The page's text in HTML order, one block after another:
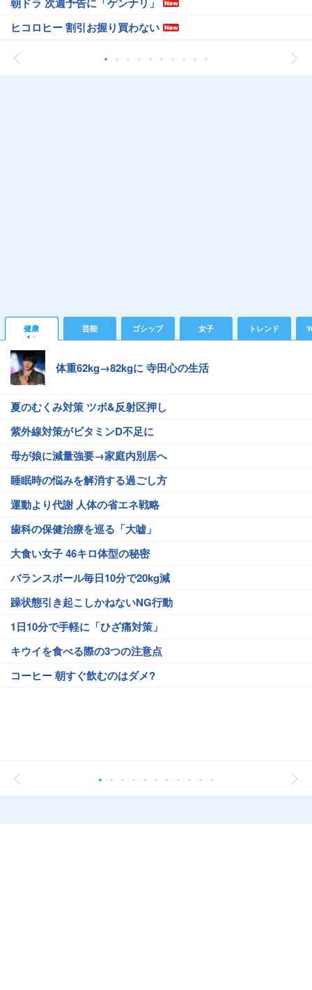
ヒコロヒー 割引お握り買わない
健康 芸能 ゴシップ 女子 トレンド
体重62kg→82kgに 寺田心の生活
夏のむくみ対策 ツボ&反射区押し
紫外線対策がビタミンD不足に
母が娘に減量強要→家庭内別居へ
睡眠時の悩みを解消する過ごし方
運動より代謝 人体の省エネ戦略
歯科の保健治療を巡る「大嘘」
大食い女子 46キロ体型の秘密
バランスボール毎日10分で20kg減
躁状態引き起こしかねないNG行動
1日10分で手軽に「ひざ痛対策」
キウイを食べる際の3つの注意点
コーヒー 朝すぐ飲むのはダメ?